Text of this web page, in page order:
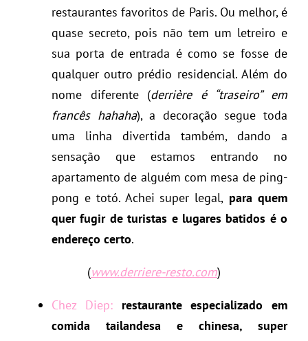
restaurantes favoritos de Paris. Ou melhor, é
quase secreto, pois não tem um letreiro e
sua porta de entrada é como se fosse de
qualquer outro prédio residencial. Além do
nome diferente (derrière é “traseiro” em
francês hahaha), a decoração segue toda
uma linha divertida também, dando a
sensação que estamos entrando no
apartamento de alguém com mesa de ping-
pong e totó. Achei super legal, para quem
quer fugir de turistas e lugares batidos é o
endereço certo.
(www.derriere-resto.com)
Chez Diep:
restaurante especializado em
comida tailandesa e chinesa, super